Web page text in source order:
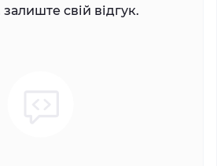
свій відгук.